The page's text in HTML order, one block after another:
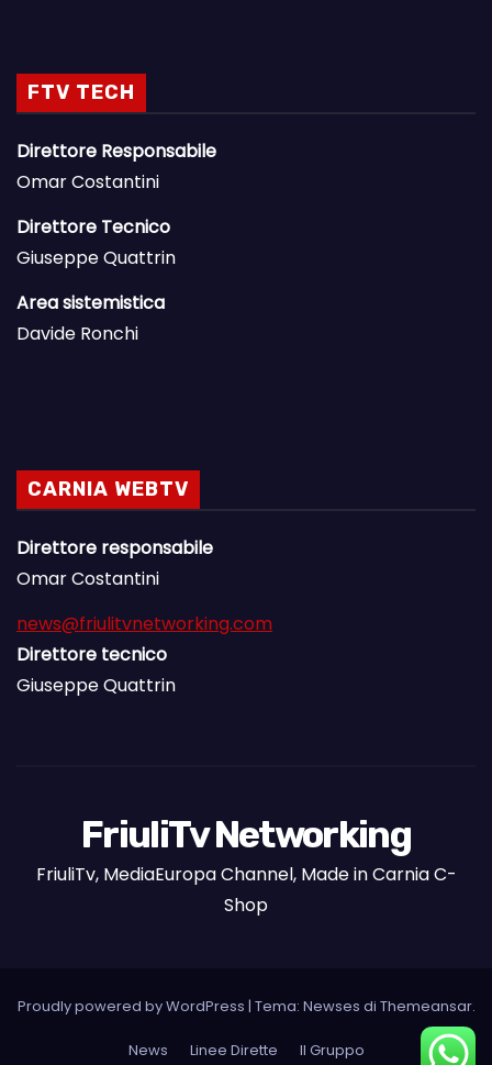
FTV TECH
Direttore Responsabile
Omar Costantini
Direttore Tecnico
Giuseppe Quattrin
Area sistemistica
Davide Ronchi
CARNIA WEBTV
Direttore responsabile
Omar Costantini
news@friulitvnetworking.com
Direttore tecnico
Giuseppe Quattrin
FriuliTv Networking
FriuliTv, MediaEuropa Channel, Made in Carnia C-
Shop
Proudly powered by WordPress | Tema: Newses di Themeansar.
News Linee Dirette Il Gruppo